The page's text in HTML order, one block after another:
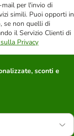
per l'invio di
simili. Puoi opporti in
se non quelli di
il Servizio Clienti di
Privacy
sconti e